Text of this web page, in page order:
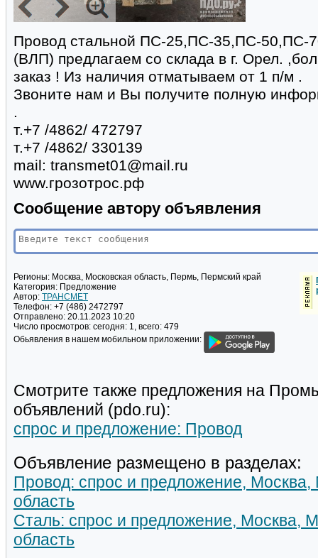
Провод стальной ПС-25,ПС-35,ПС-50,ПС-
(ВЛП) предлагаем со склада в г. Орел.
заказ ! Из наличия отматываем от 1 п/м .
Звоните нам и Вы получите полную
.
т.+7 /4862/ 472797
т.+7 /4862/ 330139
mail: transmet01@mail.ru
www.грозотрос.рф
Сообщение автору объявления
Регионы: Москва, Московская область, Пермь, Пермский край
Категория: Предложение
Автор: ТРАНСМЕТ
Телефон: +7 (486) 2472797
Отправлено: 20.11.2023 10:20
Число просмотров: сегодня: 1, всего: 479
Обьявления в нашем мобильном приложении:
Смотрите также предложения на
объявлений (pdo.ru):
спрос и предложение: Провод
Объявление размещено в разделах:
Провод: спрос и предложение, Москва,
область
Сталь: спрос и предложение, Москва,
область